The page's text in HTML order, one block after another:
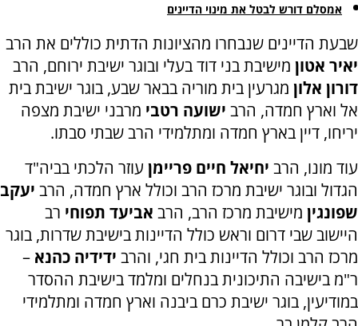
אמסלם דורש לבטל את מינוי הדיינים
שבעת הדיינים שנבחרו מהציונות הדתית כוללים את הרב
יאיר אטון מישיבת בני דוד בעלי ובוגר ישיבת ירוחם, הרב
דורון אלון מגרעין בית מוריה בבאר שבע, בוגר ישיבת בית
אל וארץ חמדה, הרב ישועה רטבי מרבני ישיבת מצפה
יריחו, דיין בארץ חמדה ומתלמידי הרב שבתי סבתו.
עוד מונו, הרב יחיאל חיים פריימן עוזר הלכתי בביה"ד
הגדול ובוגר ישיבת מרכז הרב וכולל ארץ חמדה, הרב יעקב
שפונגין מישיבת מרכז הרב, הרב אביעד תפוחי רב
היישוב שבי דרום וראש כולל הדיינות בישיבת שדרות, בוגר
מרכז הרב וכולל הדיינות בית חגי, והרב ידידיה כהנא –
ר"מ בישיבה התיכונית בנחלים ומלמד בישיבת ההסדר
במודיעין, בוגר ישיבת כרם ביבנה וארץ חמדה ומתלמידי